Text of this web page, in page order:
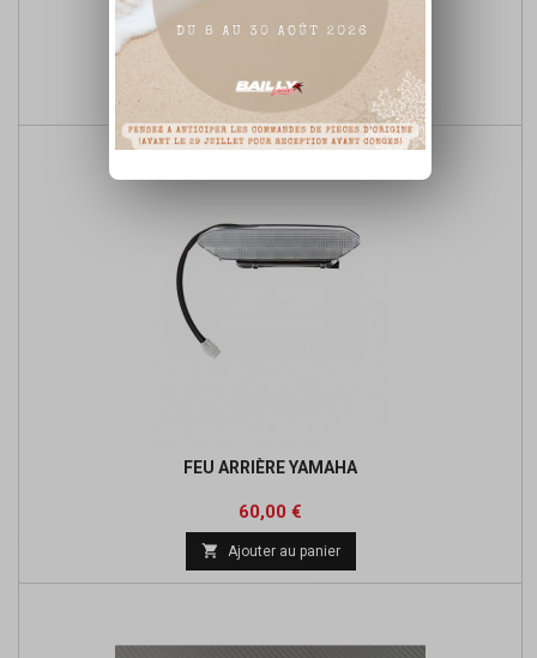
CACHE RADIATEUR POLISPORT NOIR
de
base
 Ajouter au panier
FEU ARRIÈRE YAMAHA
Prix
60,00 €
 Ajouter au panier